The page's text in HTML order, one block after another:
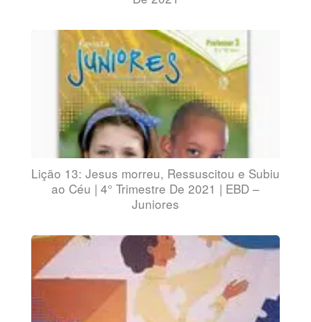
Lição 13: Jesus morreu, Ressuscitou e Subiu
ao Céu | 4° Trimestre De 2021 | EBD –
Juniores